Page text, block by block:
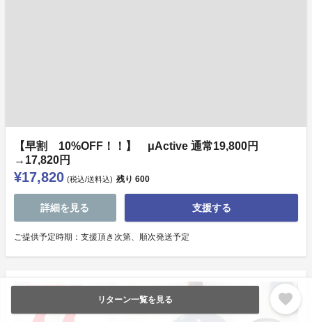
リターン一覧を見る favorite
【早割 10%OFF！！】 μActive 通常19,800円
→17,820円
¥17,820 (税込/送料込) 残り 600
詳細を見る 支援する
ご提供予定時期：支援頂き次第、順次発送予定